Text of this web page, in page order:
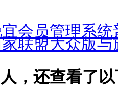
会员管理系统
联盟大众版
，还查看了